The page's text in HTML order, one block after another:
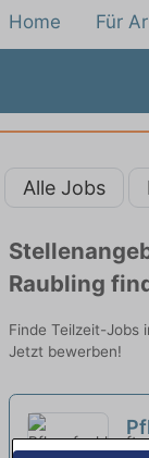
Home Für
Alle Jobs
Raubling
Finde Teilzeit-Jobs
Jetzt bewerben!